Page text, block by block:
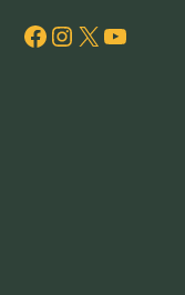
Facebook Instagram X YouTube